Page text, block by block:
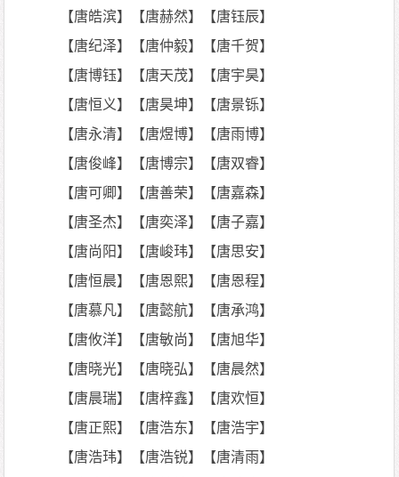
【唐皓滨】【唐赫然】【唐钰辰】
【唐纪泽】【唐仲毅】【唐千贺】
【唐博钰】【唐天茂】【唐宇昊】
【唐恒义】【唐昊坤】【唐景铄】
【唐永清】【唐煜博】【唐雨博】
【唐俊峰】【唐博宗】【唐双睿】
【唐可卿】【唐善荣】【唐嘉森】
【唐圣杰】【唐奕泽】【唐子嘉】
【唐尚阳】【唐峻玮】【唐思安】
【唐恒晨】【唐恩熙】【唐恩程】
【唐慕凡】【唐懿航】【唐承鸿】
【唐攸洋】【唐敏尚】【唐旭华】
【唐晓光】【唐晓弘】【唐晨然】
【唐晨瑞】【唐梓鑫】【唐欢恒】
【唐正熙】【唐浩东】【唐浩宇】
【唐浩玮】【唐浩锐】【唐清雨】